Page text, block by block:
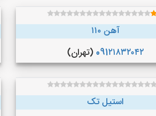
آهن ۱۱۰
091۲۱۸۳۲۰۴۲ (تهران)
استیل تک